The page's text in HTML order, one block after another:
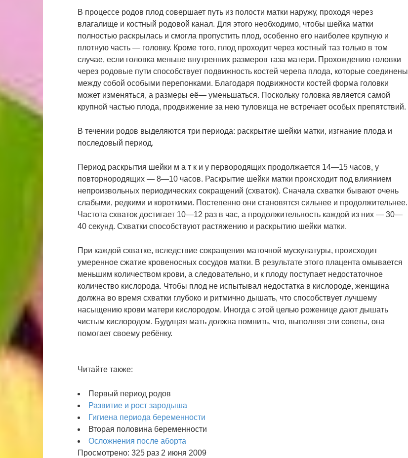
В процессе родов плод совершает путь из полости матки наружу, проходя через
влагалище и костный родовой канал. Для этого необходимо, чтобы шейка матки
полностью раскрылась и смогла пропустить плод, особенно его наиболее крупную и
плотную часть — головку. Кроме того, плод проходит через костный таз только в том
случае, если головка меньше внутренних размеров таза матери. Прохождению головки
через родовые пути способствует подвижность костей черепа плода, которые соединены
между собой особыми перепонками. Благодаря подвижности костей форма головки
может изменяться, а размеры её— уменьшаться. Поскольку головка является самой
крупной частью плода, продвижение за нею туловища не встречает особых препятствий.
В течении родов выделяются три периода: раскрытие шейки матки, изгнание плода и
последовый период.
Период раскрытия шейки м а т к и у первородящих продолжается 14—15 часов, у
повторнородящих — 8—10 часов. Раскрытие шейки матки происходит под влиянием
непроизвольных периодических сокращений (схваток). Сначала схватки бывают очень
слабыми, редкими и короткими. Постепенно они становятся сильнее и продолжительнее.
Частота схваток достигает 10—12 раз в час, а продолжительность каждой из них — 30—
40 секунд. Схватки способствуют растяжению и раскрытию шейки матки.
При каждой схватке, вследствие сокращения маточной мускулатуры, происходит
умеренное сжатие кровеносных сосудов матки. В результате этого плацента омывается
меньшим количеством крови, а следовательно, и к плоду поступает недостаточное
количество кислорода. Чтобы плод не испытывал недостатка в кислороде, женщина
должна во время схватки глубоко и ритмично дышать, что способствует лучшему
насыщению крови матери кислородом. Иногда с этой целью роженице дают дышать
чистым кислородом. Будущая мать должна помнить, что, выполняя эти советы, она
помогает своему ребёнку.
Читайте также:
Первый период родов
Развитие и рост зародыша
Гигиена периода беременности
Вторая половина беременности
Осложнения после аборта
Просмотрено: 325 раз 2 июня 2009